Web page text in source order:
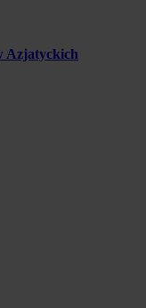
Azjatyckich